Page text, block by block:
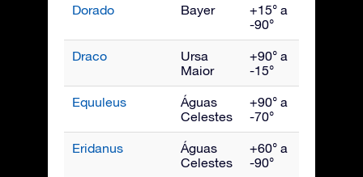
Dorado Bayer
+15° a
-90°
Draco
Ursa
Maior
+90° a
-15°
Equuleus
Águas
Celestes
+90° a
-70°
Eridanus
Águas
Celestes
+60° a
-90°